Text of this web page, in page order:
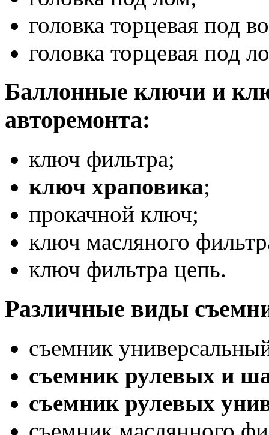
головка торцевая под
головка торцевая под
Баллонные ключи и
авторемонта:
ключ фильтра;
ключ храповика;
прокачной ключ;
ключ масляного
ключ фильтра цепь.
Различные виды
съемник
съемник рулевых и
съемник рулевых